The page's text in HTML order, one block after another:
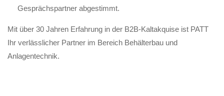
Gesprächspartner abgestimmt.
Mit über 30 Jahren Erfahrung in der B2B-Kaltakquise ist PATT
Ihr verlässlicher Partner im Bereich Behälterbau und
Anlagentechnik.